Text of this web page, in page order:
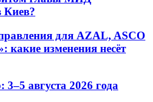
Киев?
для AZAL, ASCO
какие изменения несёт
августа 2026 года